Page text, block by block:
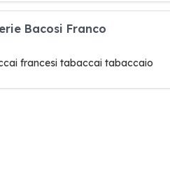
Bacosi Franco
francesi tabaccai tabaccaio